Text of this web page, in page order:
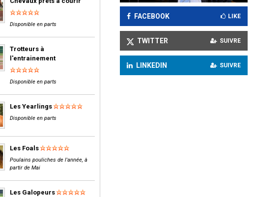
FACEBOOK LIKE
TWITTER SUIVRE
LINKEDIN SUIVRE
Disponible en parts
Trotteurs à
l'entrainement
Disponible en parts
Les Yearlings
Disponible en parts
Les Foals
Poulains pouliches de l'année, à
partir de Mai
Les Galopeurs